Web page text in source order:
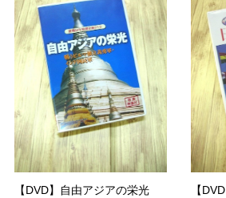
【DVD】自由アジアの栄光
【